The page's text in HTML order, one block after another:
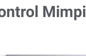
Mimpi